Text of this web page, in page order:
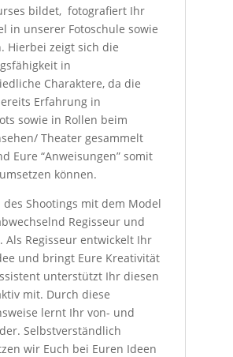
bildet, fotografiert Ihr
in unserer Fotoschule sowie
Hierbei zeigt sich die
in
Charaktere, da die
Erfahrung in
sowie in Rollen beim
Theater gesammelt
Eure “Anweisungen” somit
können.
des Shootings mit dem Model
Regisseur und
Als Regisseur entwickelt Ihr
und bringt Eure Kreativität
unterstützt Ihr diesen
mit. Durch diese
lernt Ihr von- und
Selbstverständlich
wir Euch bei Euren Ideen